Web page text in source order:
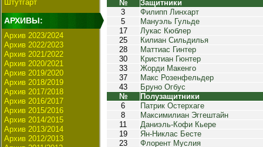
Штутгарт
АРХИВЫ:
Архив 2023/2024
Архив 2022/2023
Архив 2021/2022
Архив 2020/2021
Архив 2019/2020
Архив 2018/2019
Архив 2017/2018
Архив 2016/2017
Архив 2015/2016
Архив 2014/2015
Архив 2013/2014
Архив 2012/2013
№
Защитники
3
Филипп Линхарт
5
Мануэль Гульде
17
Лукас Кюблер
25
Килиан Сильдилья
28
Маттиас Гинтер
30
Кристиан Гюнтер
33
Жорди Макенго
37
Макс Розенфельдер
43
Бруно Огбус
№
Полузащитники
6
Патрик Остерхаге
8
Максимилиан Эггештайн
11
Даниэль-Кофи Кьере
19
Ян-Никлас Бесте
23
Флорент Муслия